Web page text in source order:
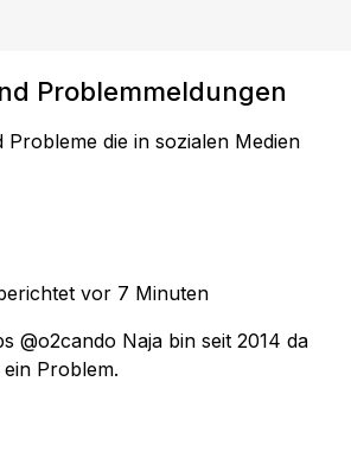
Problemmeldungen
die in sozialen Medien
vor 7 Minuten
@o2cando Naja bin seit 2014 da
Problem.